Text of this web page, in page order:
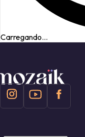
Carregando...